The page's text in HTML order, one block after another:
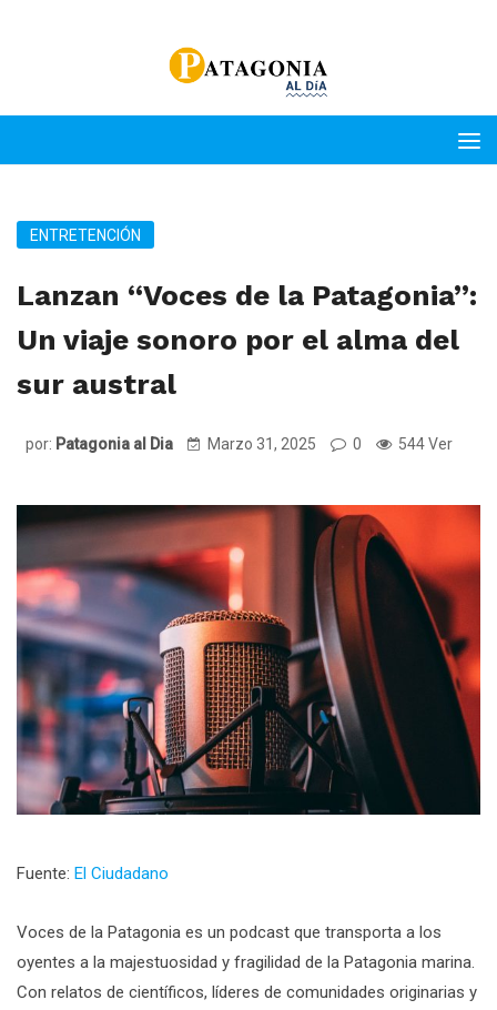
ENTRETENCIÓN
Lanzan “Voces de la Patagonia”:
Un viaje sonoro por el alma del
sur austral
por: Patagonia al Dia Marzo 31, 2025 0 544 Ver
Fuente: El Ciudadano
Voces de la Patagonia es un podcast que transporta a los
oyentes a la majestuosidad y fragilidad de la Patagonia marina.
Con relatos de científicos, líderes de comunidades originarias y